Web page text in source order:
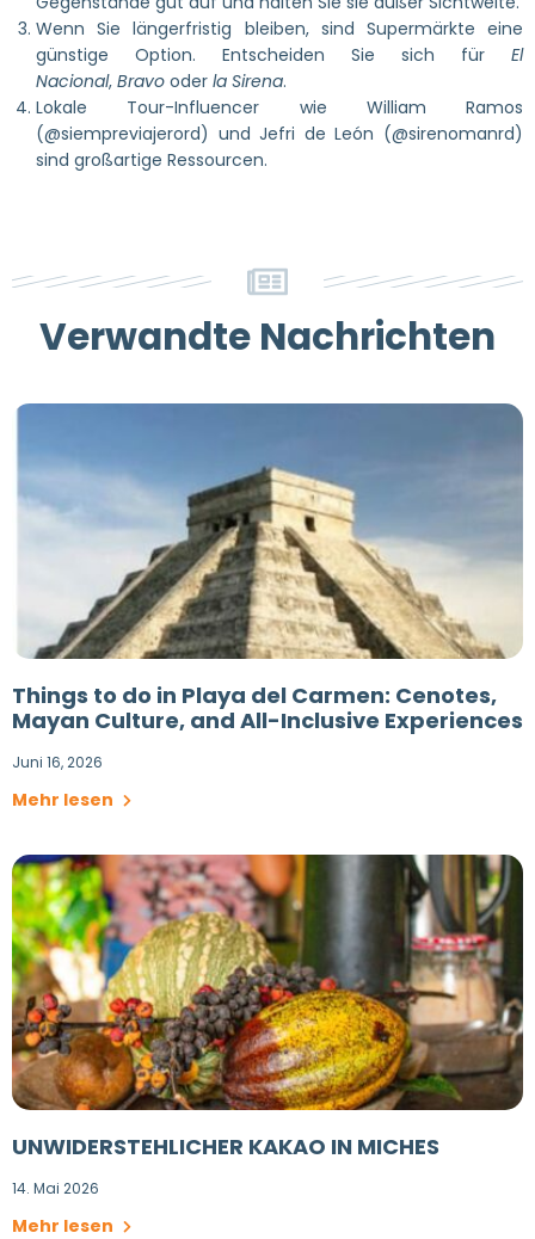
Wenn Sie längerfristig bleiben, sind Supermärkte eine
günstige Option. Entscheiden Sie sich für El
Nacional, Bravo oder la Sirena.
Lokale Tour-Influencer wie William Ramos
(@siempreviajerord) und Jefri de León (@sirenomanrd)
sind großartige Ressourcen.
Verwandte Nachrichten
Things to do in Playa del Carmen: Cenotes,
Mayan Culture, and All-Inclusive Experiences
Juni 16, 2026
Mehr lesen
UNWIDERSTEHLICHER KAKAO IN MICHES
14. Mai 2026
Mehr lesen